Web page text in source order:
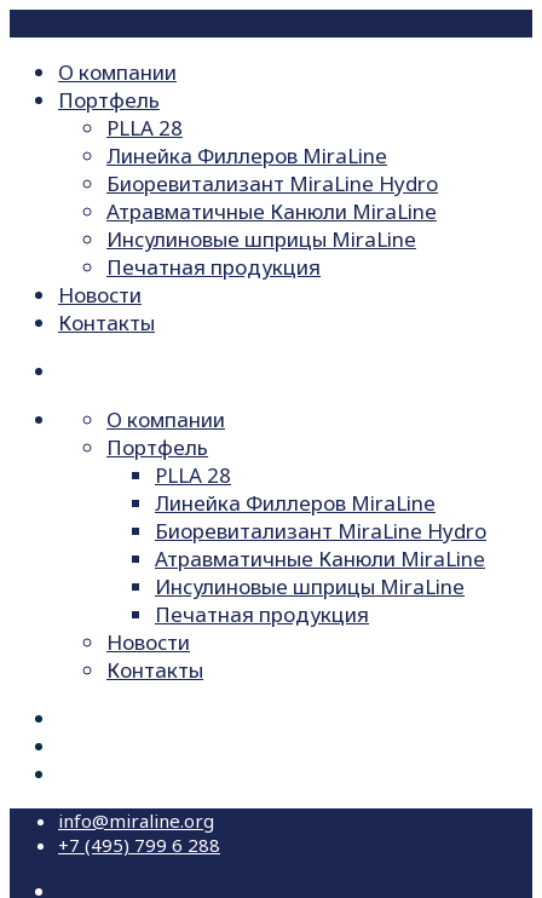
О компании
Портфель
PLLA 28
Линейка Филлеров MiraLine
Биоревитализант MiraLine Hydro
Атравматичные Канюли MiraLine
Инсулиновые шприцы MiraLine
Печатная продукция
Новости
Контакты
О компании
Портфель
PLLA 28
Линейка Филлеров MiraLine
Биоревитализант MiraLine Hydro
Атравматичные Канюли MiraLine
Инсулиновые шприцы MiraLine
Печатная продукция
Новости
Контакты
info@miraline.org
+7 (495) 799 6 288